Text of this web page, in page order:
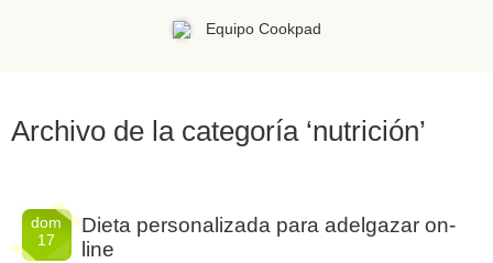
Equipo Cookpad
Archivo de la categoría ‘nutrición’
dom
17
Dieta personalizada para adelgazar on-
line